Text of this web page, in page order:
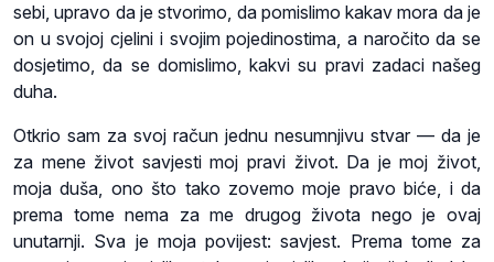
sebi, upravo da je stvorimo, da pomislimo kakav mora da je
on u svojoj cjelini i svojim pojedinostima, a naročito da se
dosjetimo, da se domislimo, kakvi su pravi zadaci našeg
duha.
Otkrio sam za svoj račun jednu nesumnjivu stvar — da je
za mene život savjesti moj pravi život. Da je moj život,
moja duša, ono što tako zovemo moje pravo biće, i da
prema tome nema za me drugog života nego je ovaj
unutarnji. Sva je moja povijest: savjest. Prema tome za